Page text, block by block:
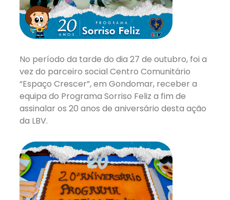
No período da tarde do dia 27 de outubro, foi a
vez do parceiro social Centro Comunitário
“Espaço Crescer”, em Gondomar, receber a
equipa do Programa Sorriso Feliz a fim de
assinalar os 20 anos de aniversário desta ação
da LBV.